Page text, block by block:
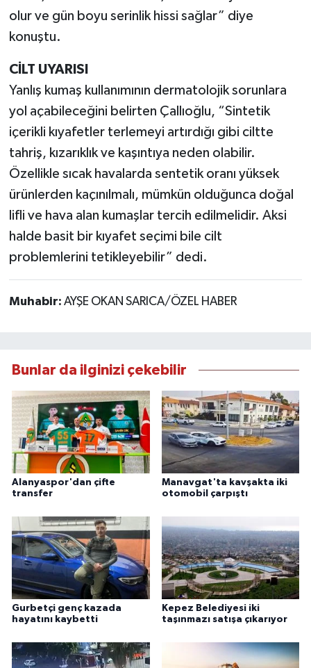
olur ve gün boyu serinlik hissi sağlar” diye
konuştu.
CİLT UYARISI
Yanlış kumaş kullanımının dermatolojik sorunlara
yol açabileceğini belirten Çallıoğlu, “Sintetik
içerikli kıyafetler terlemeyi artırdığı gibi ciltte
tahriş, kızarıklık ve kaşıntıya neden olabilir.
Özellikle sıcak havalarda sentetik oranı yüksek
ürünlerden kaçınılmalı, mümkün olduğunca doğal
lifli ve hava alan kumaşlar tercih edilmelidir. Aksi
halde basit bir kıyafet seçimi bile cilt
problemlerini tetikleyebilir” dedi.
Muhabir: AYŞE OKAN SARICA/ÖZEL HABER
Bunlar da ilginizi çekebilir
Alanyaspor'dan çifte
transfer
Manavgat'ta kavşakta iki
otomobil çarpıştı
Gurbetçi genç kazada
hayatını kaybetti
Kepez Belediyesi iki
taşınmazı satışa çıkarıyor